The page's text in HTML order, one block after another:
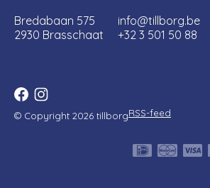
Bredabaan 575
2930 Brasschaat
info@tillborg.be
+32 3 501 50 88
© Copyright 2026 tillborgRSS-feed